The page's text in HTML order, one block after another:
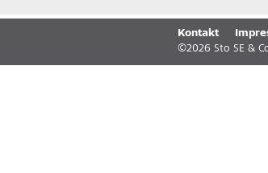
Kontakt
©2026 Sto SE &